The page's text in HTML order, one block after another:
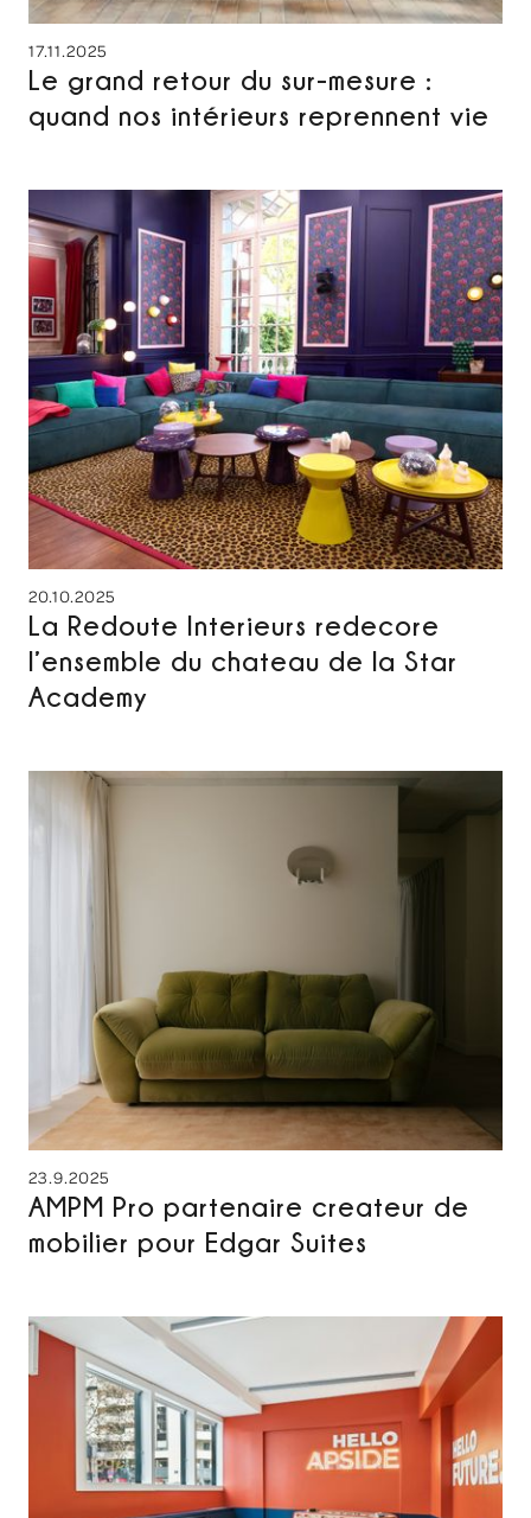
17.11.2025
Le grand retour du sur-mesure :
quand nos intérieurs reprennent vie
20.10.2025
La Redoute Interieurs redecore
l’ensemble du chateau de la Star
Academy
23.9.2025
AMPM Pro partenaire createur de
mobilier pour Edgar Suites